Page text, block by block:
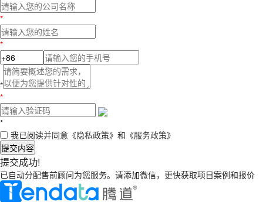
*
*
*
*
*
我已阅读并同意 《隐私政策》 和 《服务政策》
提交内容
提交成功!
已自动分配售前顾问为您服务。请添加微信，更快获取项目案例和报价